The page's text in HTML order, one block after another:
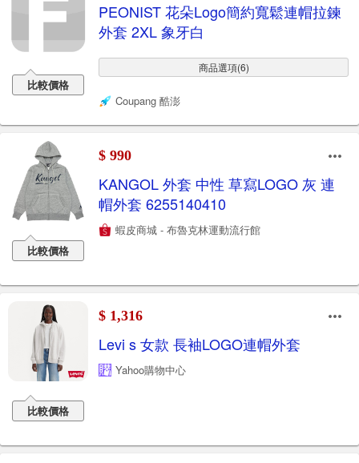
比較價格
PEONIST 花朵Logo簡約寬鬆連帽拉鍊
外套 2XL 象牙白
商品選項(6)
Coupang 酷澎
比較價格
$ 990
KANGOL 外套 中性 草寫LOGO 灰 連
帽外套 6255140410
蝦皮商城 - 布魯克林運動流行館
比較價格
$ 1,316
Levi s 女款 長袖LOGO連帽外套
Yahoo購物中心